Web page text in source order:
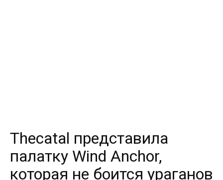
Thecatal представила
палатку Wind Anchor,
которая не боится ураганов